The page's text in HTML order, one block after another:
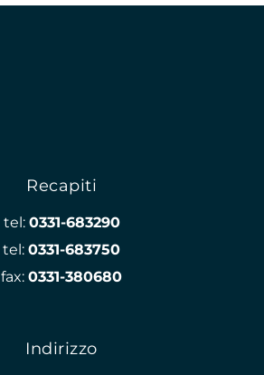
Recapiti
tel: 0331-683290
tel: 0331-683750
fax: 0331-380680
Indirizzo